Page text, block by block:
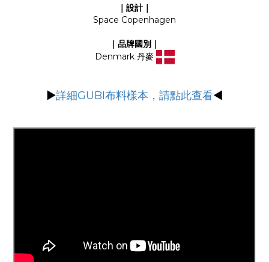
｜設計｜
Space Copenhagen
｜品牌國別｜
Denmark 丹麥
▶詳細GUBI布料樣本，請點此查看◀